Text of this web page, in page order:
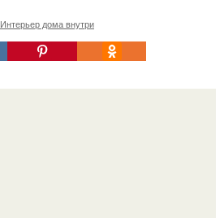
Интерьер дома внутри